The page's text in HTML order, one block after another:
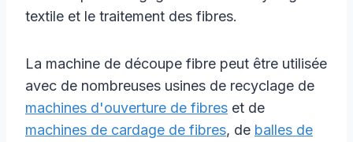
textile et le traitement des fibres.
La machine de découpe fibre peut être utilisée
avec de nombreuses usines de recyclage de
machines d'ouverture de fibres et de
machines de cardage de fibres, de balles de